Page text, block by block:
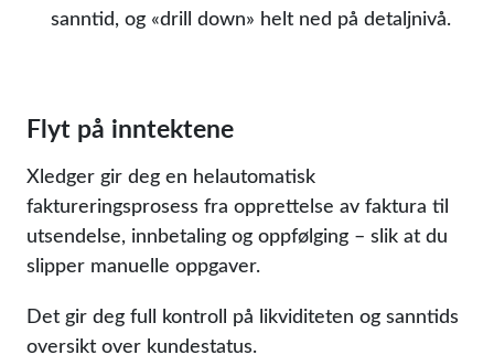
sanntid, og «drill down» helt ned på detaljnivå.
Flyt på inntektene
Xledger gir deg en helautomatisk
faktureringsprosess fra opprettelse av faktura til
utsendelse, innbetaling og oppfølging – slik at du
slipper manuelle oppgaver.
Det gir deg full kontroll på likviditeten og sanntids
oversikt over kundestatus.